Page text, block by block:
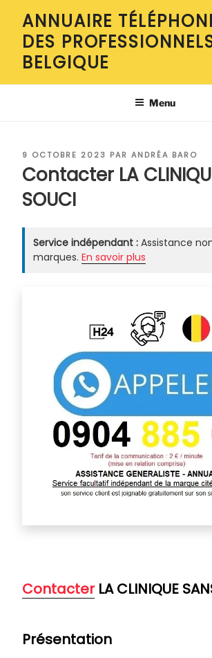
contenu
principal
ANNUAIRE
DES
BELGIQUE
Menu
PUBLIÉ
LE
9 OCTOBRE 2023 PAR ANDRÉA BARO
Contacter LA
SOUCI
Service indépendant : Assistance
marques. En savoir plus
ContacterLA CLINIQUE
Présentation